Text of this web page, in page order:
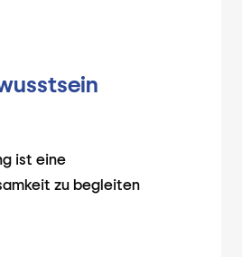
ist eine
zu begleiten